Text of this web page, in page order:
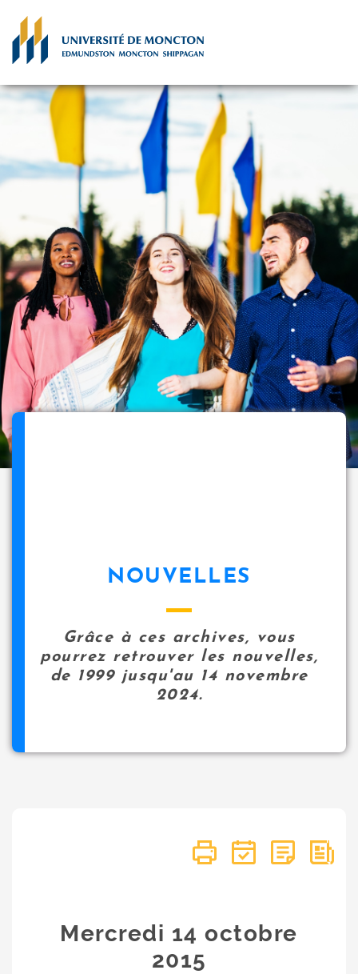
NOUVELLES
Grâce à ces archives, vous
pourrez retrouver les nouvelles,
de 1999 jusqu'au 14 novembre
2024.
Mercredi 14octobre
2015